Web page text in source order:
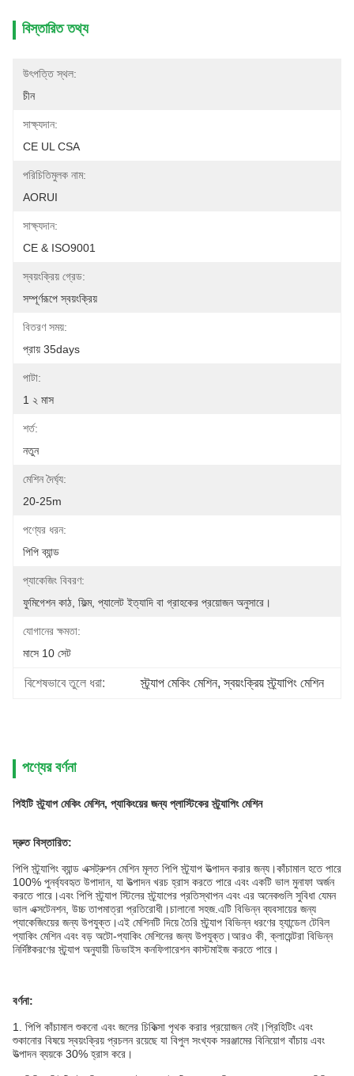
বিস্তারিত তথ্য
উৎপত্তি স্থল:
চীন
সাক্ষ্যদান:
CE UL CSA
পরিচিতিমুলক নাম:
AORUI
সাক্ষ্যদান:
CE & ISO9001
স্বয়ংক্রিয় গ্রেড:
সম্পূর্ণরূপে স্বয়ংক্রিয়
বিতরণ সময়:
প্রায় 35days
পাটা:
1 ২ মাস
শর্ত:
নতুন
মেশিন দৈর্ঘ্য:
20-25m
পণ্যের ধরন:
পিপি ব্যান্ড
প্যাকেজিং বিবরণ:
ফুমিগেশন কাঠ, ফিল্ম, প্যালেট ইত্যাদি বা গ্রাহকের প্রয়োজন অনুসারে।
যোগানের ক্ষমতা:
মাসে 10 সেট
বিশেষভাবে তুলে ধরা: স্ট্র্যাপ মেকিং মেশিন, স্বয়ংক্রিয় স্ট্র্যাপিং মেশিন
পণ্যের বর্ণনা
পিইটি স্ট্র্যাপ মেকিং মেশিন, প্যাকিংয়ের জন্য প্লাস্টিকের স্ট্র্যাপিং মেশিন
দ্রুত বিস্তারিত:
পিপি স্ট্র্যাপিং ব্যান্ড এক্সট্রুশন মেশিন মূলত পিপি স্ট্র্যাপ উত্পাদন করার জন্য।কাঁচামাল হতে পারে
100% পুনর্ব্যবহৃত উপাদান, যা উত্পাদন খরচ হ্রাস করতে পারে এবং একটি ভাল মুনাফা অর্জন
করতে পারে।এবং পিপি স্ট্র্যাপ স্টিলের স্ট্র্যাপের প্রতিস্থাপন এবং এর অনেকগুলি সুবিধা যেমন
ভাল এক্সটেনশন, উচ্চ তাপমাত্রা প্রতিরোধী।চালানো সহজ.এটি বিভিন্ন ব্যবসায়ের জন্য
প্যাকেজিংয়ের জন্য উপযুক্ত।এই মেশিনটি দিয়ে তৈরি স্ট্র্যাপ বিভিন্ন ধরণের হ্যান্ডেল টেবিল
প্যাকিং মেশিন এবং বড় অটো-প্যাকিং মেশিনের জন্য উপযুক্ত।আরও কী, ক্লায়েন্টরা বিভিন্ন
নির্দিষ্টকরণের স্ট্র্যাপ অনুযায়ী ডিভাইস কনফিগারেশন কাস্টমাইজ করতে পারে।
বর্ণনা:
1. পিপি কাঁচামাল শুকনো এবং জলের চিকিত্সা পৃথক করার প্রয়োজন নেই।প্রিহিটিং এবং
শুকানোর বিষয়ে স্বয়ংক্রিয় প্রচলন রয়েছে যা বিপুল সংখ্যক সরঞ্জামের বিনিয়োগ বাঁচায় এবং
উত্পাদন ব্যয়কে 30% হ্রাস করে।